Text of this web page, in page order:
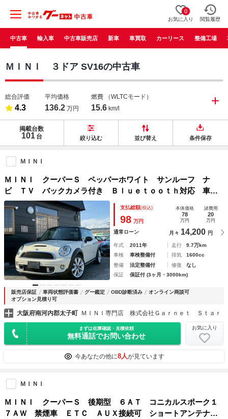
0
お気に入り 閲覧履歴
中古車 輸入車 中古車販売店 新車 車買取 カーリース 整備工場
ＭＩＮＩ ３ドア SV16の中古車
総合評価
4.3
平均価格
136.2 万円
燃費 （WLTCモード）
15.6 km/l
掲載台数
101 台 絞り込む 並び替え 条件保存
ＭＩＮＩ
ＭＩＮＩ クーパーＳ ペッパーホワイト サンルーフ ナ
ビ ＴＶ バックカメラ付き Ｂｌｕｅｔｏｏｔｈ対応 車検
整備付 修復歴無 正規ディーラー車 タイミングチェーン
ステムシール交換
支払総額(税込)
98 万円
本体価格
78
万円
諸費用
20
万円
通常ローン 月々 14,200 円
年式 2011年 走行
9.7万km
車検
車検整備付 排気
1600cc
整備
法定整備付 修復
なし
保証
保証付 (3ヶ月・3000km)
販売店保証 車両状態評価書 グー鑑定 OBD診断済み
オンライン商談可
オプション見積り可
大阪府南河内郡太子町 ＭＩＮＩ専門店 株式会社Ｇａｒｎｅｔ Ｓｔａｒ
まずは在庫確認・見積依頼
無料通話でお問い合わせ
お気に入り
今あなたの他に8人が見ています
ＭＩＮＩ
ＭＩＮＩ クーパーＳ 後期型 ６ＡＴ コニカルスポーク１
７ＡＷ 禁煙車 ＥＴＣ ＡＵＸ接続可 ショートアンテナ